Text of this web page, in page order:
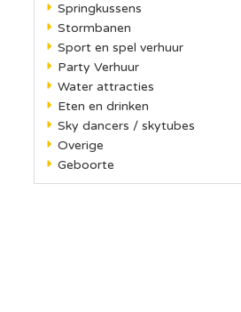
Springkussens
Stormbanen
Sport en spel verhuur
Party Verhuur
Water attracties
Eten en drinken
Sky dancers / skytubes
Overige
Geboorte